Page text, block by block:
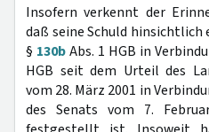
Insofern verkennt der
daß seine Schuld hinsichtlich
§ 130bAbs. 1 HGB in
HGB seit dem Urteil des
vom 28. März 2001 in
des Senats vom 7.